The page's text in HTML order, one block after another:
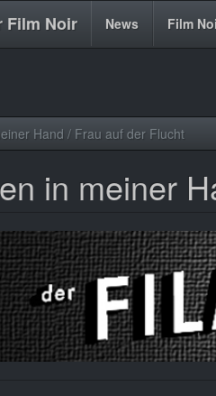
Film Noir News Film
Hand / Frau auf der Flucht
in meiner